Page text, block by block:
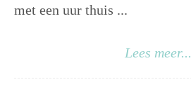
met een uur thuis ...
Lees meer...